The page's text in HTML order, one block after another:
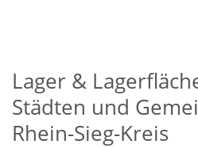
Lager &
Städten und
Rhein-Sieg-Kreis